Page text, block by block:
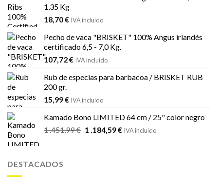
1,35 Kg
18,70€ IVA incluido
Pecho de vaca "BRISKET" 100% Angus irlandés
certificado 6,5 - 7,0 Kg.
107,72€ IVA incluido
Rub de especias para barbacoa / BRISKET RUB
200 gr.
15,99€ IVA incluido
Kamado Bono LIMITED 64 cm / 25" color negro
1 .451,99€ El
1 .184,59€ElIVA incluido
DESTACADOS